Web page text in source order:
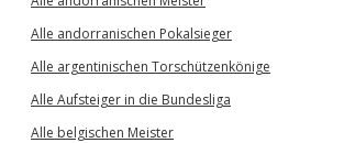
Alle andorranischen Pokalsieger
Alle argentinischen Torschützenkönige
Alle Aufsteiger in die Bundesliga
Alle belgischen Meister